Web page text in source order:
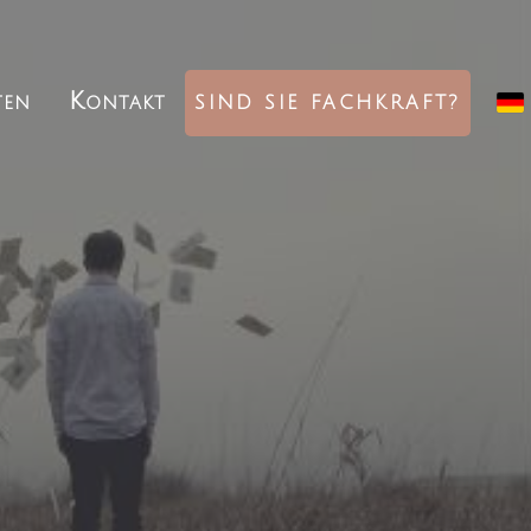
Kontakt SIND SIE FACHKRAFT?